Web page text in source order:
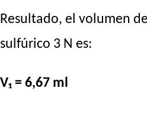
Resultado, el volumen
sulfúrico 3 N es:
V₁ = 6,67 ml